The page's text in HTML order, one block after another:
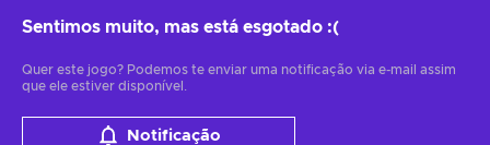
Sentimos muito, mas está esgotado :(
Quer este jogo? Podemos te enviar uma notificação via e-mail assim
que ele estiver disponível.
Notificação